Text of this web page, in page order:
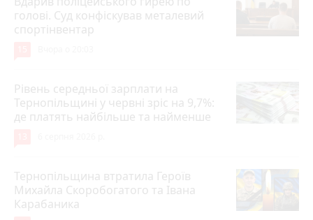
голові. Суд конфіскував металевий
спортінвентар
Рівень середньої зарплати на
Тернопільщині у червні зріс на 9,7%:
де платять найбільше та найменше
Тернопільщина втратила Героїв
Михайла Скоробогатого та Івана
Карабаника